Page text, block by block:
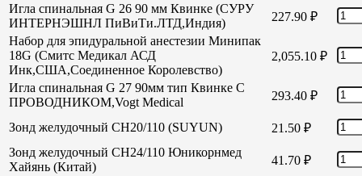
Игла спинальная G 26 90 мм Квинке (СУРУ
ИНТЕРНЭШНЛ ПиВиТи.ЛТД,Индия)
227.90 ₽
Набор для эпидуральной анестезии Минипак
18G (Смитс Медикал АСД
Инк,США,Соединенное Королевство)
2,055.10 ₽
Игла спинальная G 27 90мм тип Квинке С
ПРОВОДНИКОМ,Vogt Medical
293.40 ₽
Зонд желудочный СН20/110 (SUYUN) 21.50 ₽
Зонд желудочный СН24/110 Юникорнмед
Хайянь (Китай)
41.70 ₽